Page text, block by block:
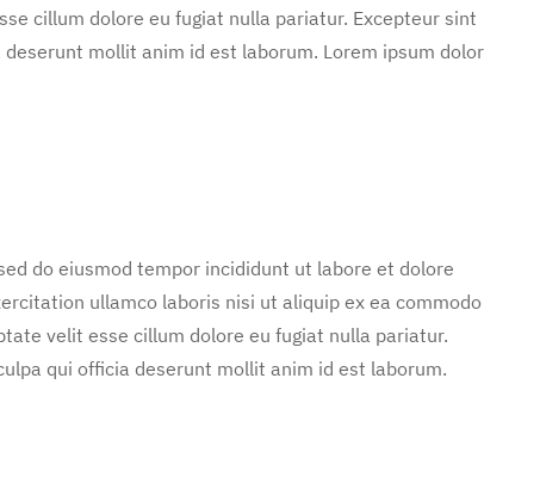
cillum dolore eu fugiat nulla pariatur. Excepteur sint
mollit anim id est laborum. Lorem ipsum dolor
do eiusmod tempor incididunt ut labore et dolore
ullamco laboris nisi ut aliquip ex ea commodo
velit esse cillum dolore eu fugiat nulla pariatur.
qui officia deserunt mollit anim id est laborum.